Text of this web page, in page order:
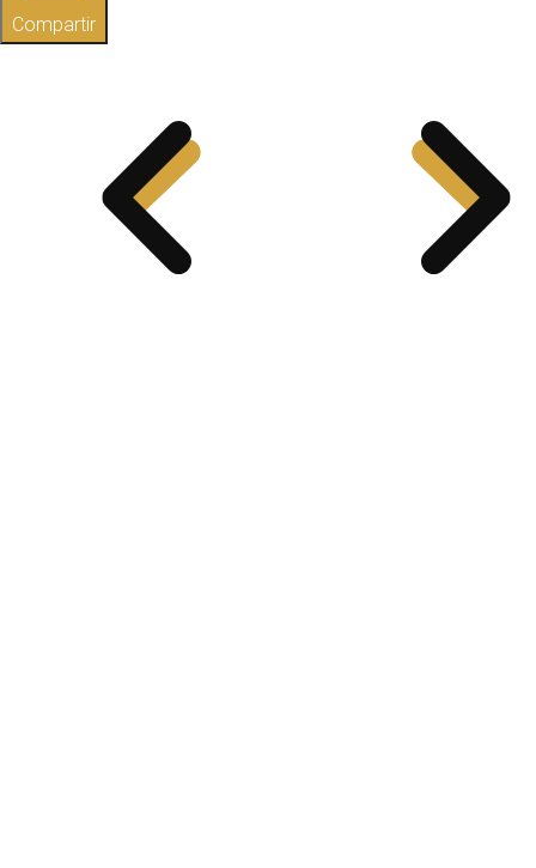
Compartir